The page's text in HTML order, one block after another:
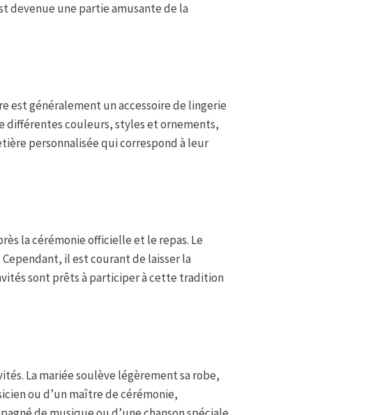
devenue une partie amusante de la
est généralement un accessoire de lingerie
différentes couleurs, styles et ornements,
personnalisée qui correspond à leur
la cérémonie officielle et le repas. Le
il est courant de laisser la
sont prêts à participer à cette tradition
La mariée soulève légèrement sa robe,
ou d’un maître de cérémonie,